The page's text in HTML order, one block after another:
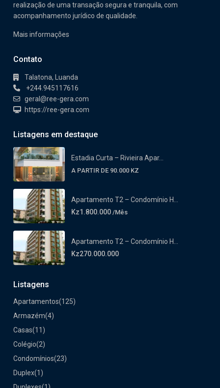
realização de uma transação segura e tranquila, com
acompanhamento jurídico de qualidade.
Mais informações
Contato
Talatona, Luanda
+244.945117616
geral@ree-gera.com
https://ree-gera.com
Listagens em destaque
Estadia Curta – Rivieira Apar...
A PARTIR DE 90.000 KZ
Apartamento T2 – Condomínio H...
Kz1.800.000 /Mês
Apartamento T2 – Condomínio H...
Kz270.000.000
Listagens
Apartamentos(125)
Armazém(4)
Casas(11)
Colégio(2)
Condomínios(23)
Duplex(1)